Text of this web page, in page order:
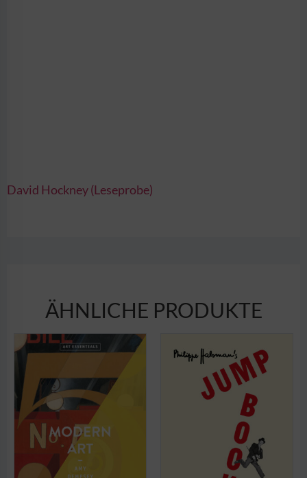
David Hockney (Leseprobe)
ÄHNLICHE PRODUKTE